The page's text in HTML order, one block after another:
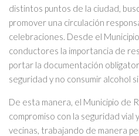
distintos puntos de la ciudad,
promover una circulación
celebraciones. Desde el
conductores la importancia de
portar la documentación
seguridad y no consumir alcohol
De esta manera, el Municipio de
compromiso con la seguridad vial
vecinas, trabajando de manera